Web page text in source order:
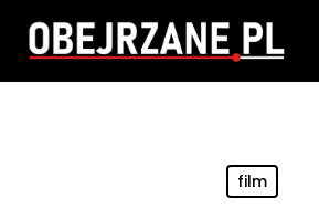
Skip
main
film